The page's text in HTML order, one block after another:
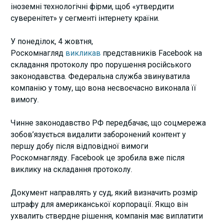
іноземні технологічні фірми, щоб «утвердити
суверенітет» у сегменті інтернету країни.
У понеділок, 4 жовтня,
Роскомнагляд викликав представників Facebook на
складання протоколу про порушення російського
законодавства. Федеральна служба звинуватила
компанію у тому, що вона несвоєчасно виконала її
вимогу.
Чинне законодавство РФ передбачає, що соцмережа
зобов’язується видалити заборонений контент у
першу добу після відповідної вимоги
Роскомнагляду. Facebook це зробила вже після
виклику на складання протоколу.
Документ направлять у суд, який визначить розмір
штрафу для американської корпорації. Якщо він
ухвалить ствердне рішення, компанія має виплатити